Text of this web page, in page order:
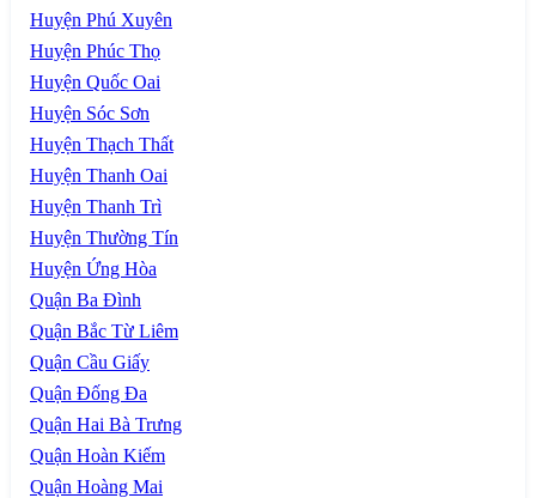
Huyện Phú Xuyên
Huyện Phúc Thọ
Huyện Quốc Oai
Huyện Sóc Sơn
Huyện Thạch Thất
Huyện Thanh Oai
Huyện Thanh Trì
Huyện Thường Tín
Huyện Ứng Hòa
Quận Ba Đình
Quận Bắc Từ Liêm
Quận Cầu Giấy
Quận Đống Đa
Quận Hai Bà Trưng
Quận Hoàn Kiếm
Quận Hoàng Mai